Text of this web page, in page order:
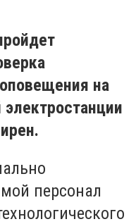
на
персонал